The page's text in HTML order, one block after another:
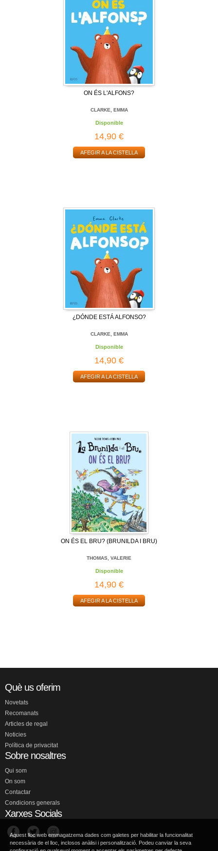
ON ÉS L'ALFONS?
CLARKE, EMMA
Disponible
14,90 €
AFEGIR A LA CISTELLA
¿DÓNDE ESTÁ ALFONSO?
CLARKE, EMMA
Disponible
14,90 €
AFEGIR A LA CISTELLA
ON ÉS EL BRU? (BRUNILDA I BRU)
THOMAS, VALERIE
Disponible
14,90 €
AFEGIR A LA CISTELLA
Què us oferim
Novetats
Recomanats
Articles de regal
Noticies
Política de privacitat
Sobre nosaltres
Qui som
On som
Contactar
Condicions generals
Xarxes Socials
Aquest lloc web emmagatzema dades com galetes per habilitar la funcionalitat
necessària de el lloc, inclosos anàlisi i personalització. Podeu canviar la seva